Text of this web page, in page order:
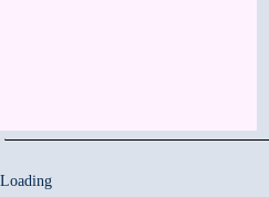
Loading